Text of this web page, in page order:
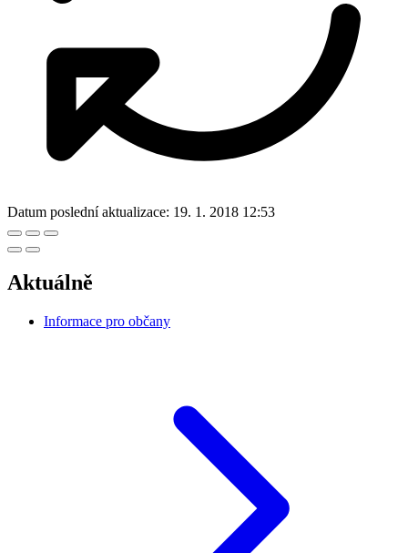
Datum poslední aktualizace: 19. 1. 2018 12:53
Aktuálně
Informace pro občany